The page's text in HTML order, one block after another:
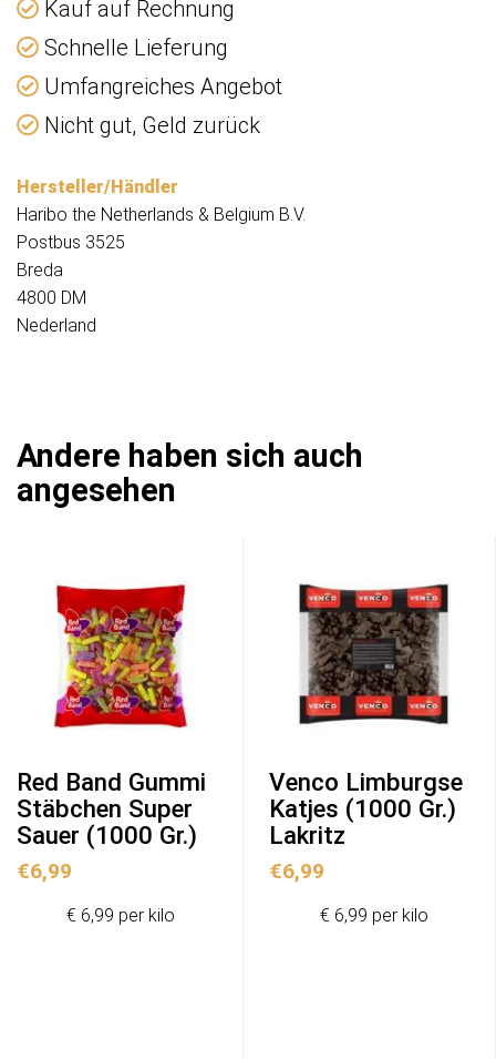
Kauf auf Rechnung
Schnelle Lieferung
Umfangreiches Angebot
Nicht gut, Geld zurück
Hersteller/Händler
Haribo the Netherlands & Belgium B.V.
Postbus 3525
Breda
4800 DM
Nederland
Andere haben sich auch
angesehen
Red Band Gummi
Stäbchen Super
Sauer (1000 Gr.)
€6,99
€ 6,99 per kilo
Venco Limburgse
Katjes (1000 Gr.)
Lakritz
€6,99
€ 6,99 per kilo